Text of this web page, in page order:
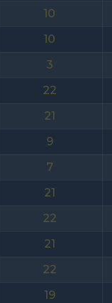
10
10
3
22
21
9
7
21
22
21
22
19